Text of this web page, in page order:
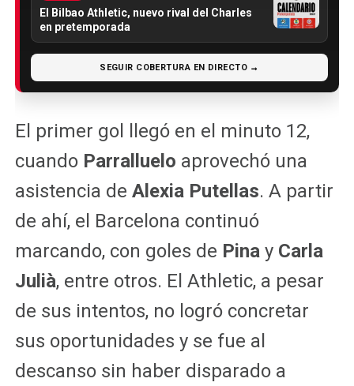
El Bilbao Athletic, nuevo rival del Charles
en pretemporada
SEGUIR COBERTURA EN DIRECTO →
El primer gol llegó en el minuto 12,
cuando Parralluelo aprovechó una
asistencia de Alexia Putellas. A partir
de ahí, el Barcelona continuó
marcando, con goles de Pinay Carla
Julià, entre otros. El Athletic, a pesar
de sus intentos, no logró concretar
sus oportunidades y se fue al
descanso sin haber disparado a